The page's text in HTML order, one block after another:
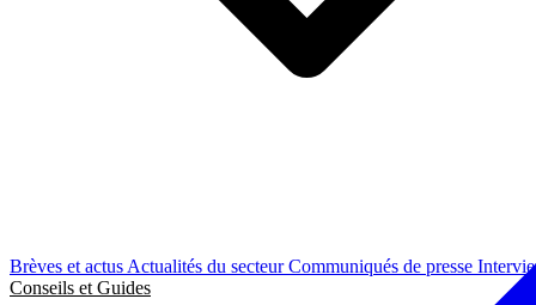
Brèves et actus Actualités du secteurCommuniqués de presse
Conseils et Guides